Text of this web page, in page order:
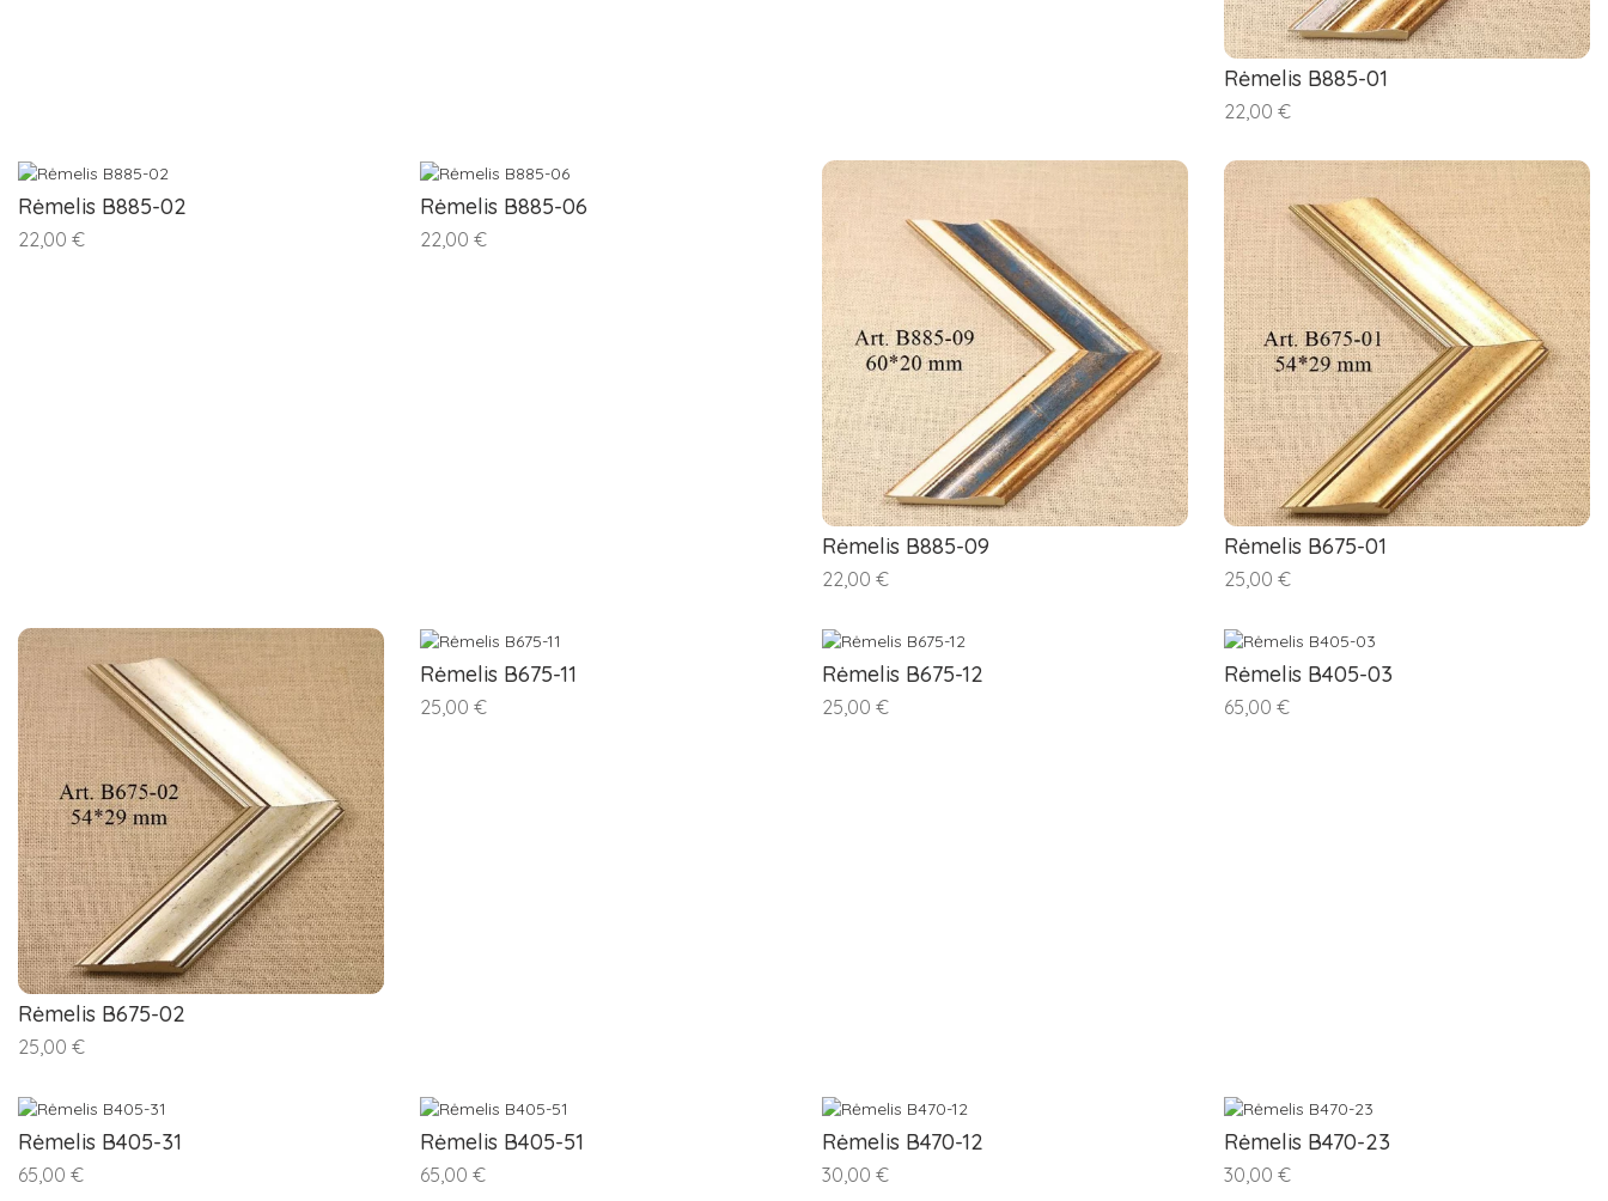
Rėmelis B885-01
22,00 €
Rėmelis B885-02
22,00 €
Rėmelis B885-06
22,00 €
Rėmelis B885-09
22,00 €
Rėmelis B675-01
25,00 €
Rėmelis B675-02
25,00 €
Rėmelis B675-11
25,00 €
Rėmelis B675-12
25,00 €
Rėmelis B405-03
65,00 €
Rėmelis B405-31
65,00 €
Rėmelis B405-51
65,00 €
Rėmelis B470-12
30,00 €
Rėmelis B470-23
30,00 €